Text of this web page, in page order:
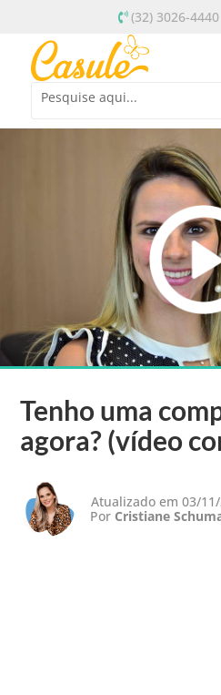
(32) 3026-
Tenho uma
agora? (vídeo
Atualizado em 03/
Por Cristiane